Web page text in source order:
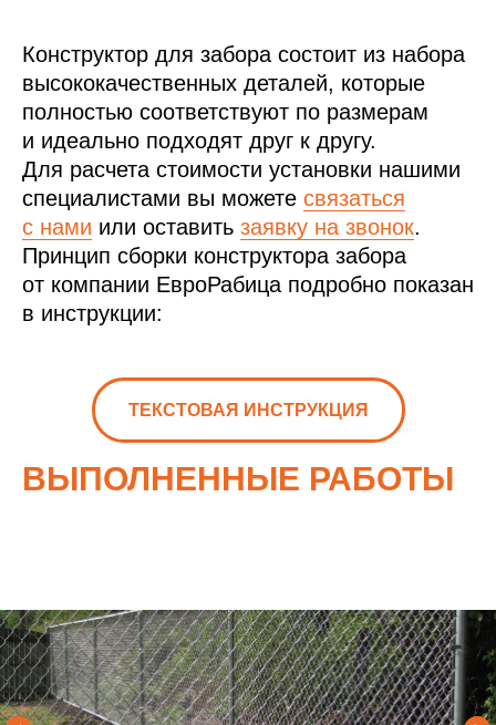
Конструктор для забора состоит из набора
высококачественных деталей, которые
полностью соответствуют по размерам
и идеально подходят друг к другу.
Для расчета стоимости установки нашими
специалистами вы можете связаться
с нами или оставить заявку на звонок.
Принцип сборки конструктора забора
от компании ЕвроРабица подробно показан
в инструкции:
ТЕКСТОВАЯ ИНСТРУКЦИЯ
ВЫПОЛНЕННЫЕ РАБОТЫ